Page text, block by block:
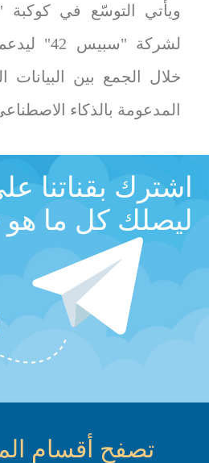
ويأتي التوسّع في كوكبة
لشركة
خلال الجمع بين البيانات
المدعومة بالذكاء
اشترك بقناتنا
ليصلك كل ما هو
تصفح أقسام